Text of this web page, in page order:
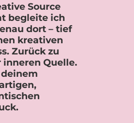
Source
begleite ich
dort – tief
kreativen
Zurück zu
inneren Quelle.